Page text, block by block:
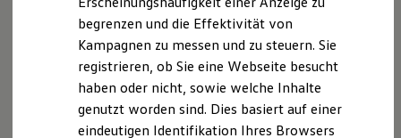
Schnittstellen zu Ihrem ID.
Hybridautos
Marke und Erlebnis
Volkswagen R und R Experience
R-Modelle
R Experience
Driving Experience
Volkswagen entdecken
Aufsichtsbehörde: IHK Kiel
Bergstr. 2
24103 Kiel
www.vermittlerregister.info):D-BNLX-ZAZPV-49
17.02.2011
begrenzen und die Effektivität von
Kampagnen zu messen und zu steuern. Sie
registrieren, ob Sie eine Webseite besucht
haben oder nicht, sowie welche Inhalte
genutzt worden sind. Dies basiert auf einer
eindeutigen Identifikation Ihres Browsers